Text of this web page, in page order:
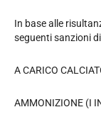
In base alle
seguenti sanzioni
A CARICO
AMMONIZIONE (I